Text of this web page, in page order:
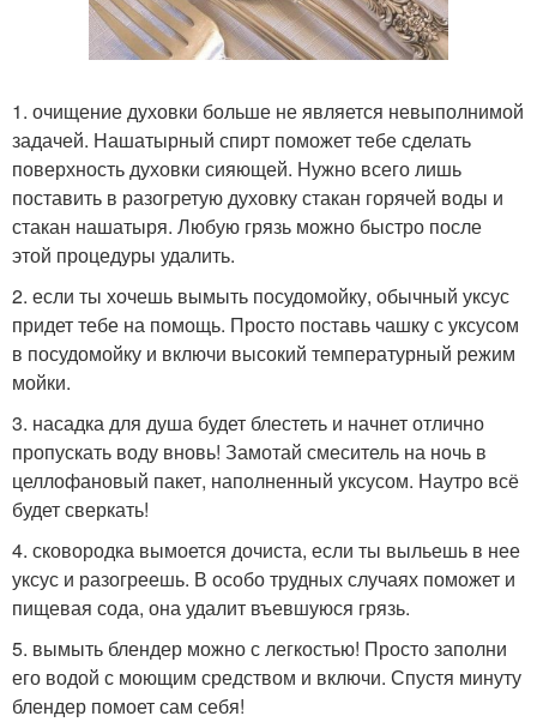
1. очищение духовки больше не является невыполнимой
задачей. Нашатырный спирт поможет тебе сделать
поверхность духовки сияющей. Нужно всего лишь
поставить в разогретую духовку стакан горячей воды и
стакан нашатыря. Любую грязь можно быстро после
этой процедуры удалить.
2. если ты хочешь вымыть посудомойку, обычный уксус
придет тебе на помощь. Просто поставь чашку с уксусом
в посудомойку и включи высокий температурный режим
мойки.
3. насадка для душа будет блестеть и начнет отлично
пропускать воду вновь! Замотай смеситель на ночь в
целлофановый пакет, наполненный уксусом. Наутро всё
будет сверкать!
4. сковородка вымоется дочиста, если ты выльешь в нее
уксус и разогреешь. В особо трудных случаях поможет и
пищевая сода, она удалит въевшуюся грязь.
5. вымыть блендер можно с легкостью! Просто заполни
его водой с моющим средством и включи. Спустя минуту
блендер помоет сам себя!